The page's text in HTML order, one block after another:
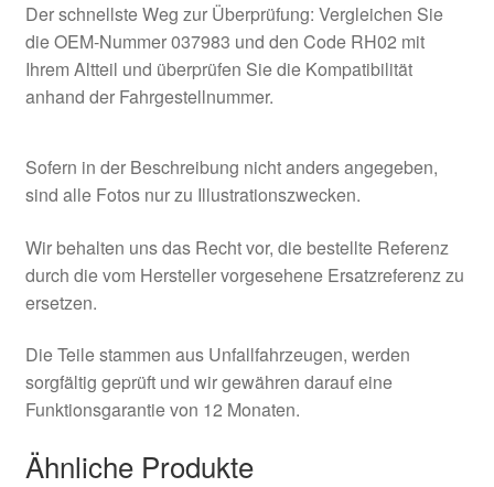
Der schnellste Weg zur Überprüfung: Vergleichen Sie
die OEM-Nummer 037983 und den Code RH02 mit
Ihrem Altteil und überprüfen Sie die Kompatibilität
anhand der Fahrgestellnummer.
Sofern in der Beschreibung nicht anders angegeben,
sind alle Fotos nur zu Illustrationszwecken.
Wir behalten uns das Recht vor, die bestellte Referenz
durch die vom Hersteller vorgesehene Ersatzreferenz zu
ersetzen.
Die Teile stammen aus Unfallfahrzeugen, werden
sorgfältig geprüft und wir gewähren darauf eine
Funktionsgarantie von 12 Monaten.
Ähnliche Produkte